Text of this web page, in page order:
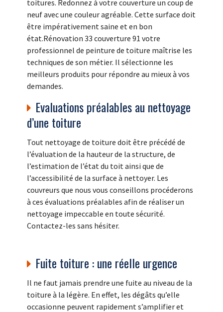
toitures. Redonnez à votre couverture un coup de
neuf avec une couleur agréable. Cette surface doit
être impérativement saine et en bon
état.Rénovation 33 couverture 91 votre
professionnel de peinture de toiture maîtrise les
techniques de son métier. Il sélectionne les
meilleurs produits pour répondre au mieux à vos
demandes.
Evaluations préalables au nettoyage
d’une toiture
Tout nettoyage de toiture doit être précédé de
l’évaluation de la hauteur de la structure, de
l’estimation de l’état du toit ainsi que de
l’accessibilité de la surface à nettoyer. Les
couvreurs que nous vous conseillons procéderons
à ces évaluations préalables afin de réaliser un
nettoyage impeccable en toute sécurité.
Contactez-les sans hésiter.
Fuite toiture : une réelle urgence
Il ne faut jamais prendre une fuite au niveau de la
toiture à la légère. En effet, les dégâts qu’elle
occasionne peuvent rapidement s’amplifier et